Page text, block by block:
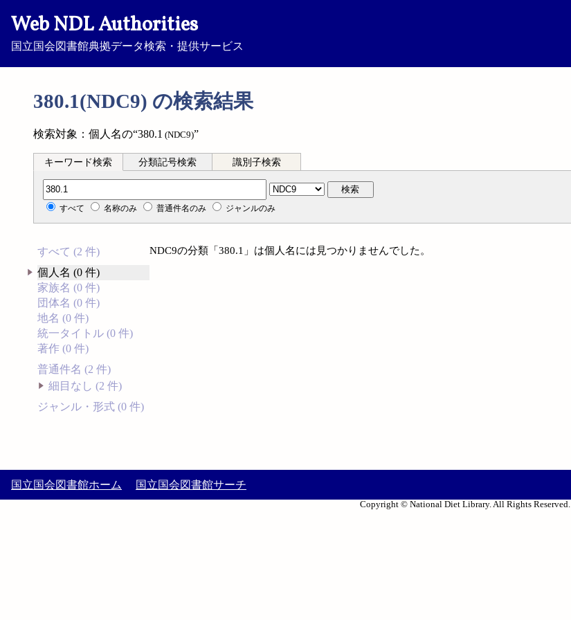
Web NDL Authorities
国立国会図書館典拠データ検索・提供サービス
380.1(NDC9) の検索結果
検索対象：個人名の“380.1 (NDC9)”
キーワード検索 分類記号検索 識別子検索
分類記号検索 検索
すべて 名称のみ 普通件名のみ ジャンルのみ
すべて (2 件)
個人名 (0 件)
家族名 (0 件)
団体名 (0 件)
地名 (0 件)
統一タイトル (0 件)
著作 (0 件)
普通件名 (2 件)
細目なし (2 件)
ジャンル・形式 (0 件)
NDC9の分類「380.1」は個人名には見つかりませんでした。
国立国会図書館ホーム 国立国会図書館サーチ
Copyright © National Diet Library. All Rights Reserved.